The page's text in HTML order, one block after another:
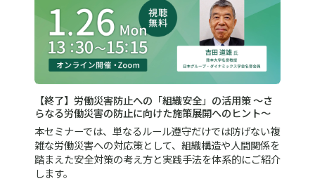
【終了】労働災害防止への「組織安全」の活用策 ～さ
らなる労働災害の防止に向けた施策展開へのヒント～
本セミナーでは、単なるルール遵守だけでは防げない複
雑な労働災害への対応策として、組織構造や人間関係を
踏まえた安全対策の考え方と実践手法を体系的にご紹介
します。